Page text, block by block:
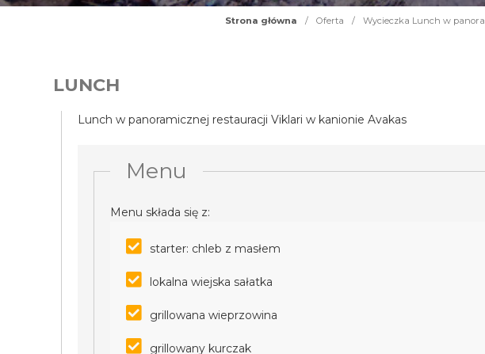
Strona główna / Oferta / Wycieczka Lunch w
LUNCH
Lunch w panoramicznej restauracji Viklari w kanionie Avakas
Menu
Menu składa się z:
starter: chleb z masłem
lokalna wiejska sałatka
grillowana wieprzowina
grillowany kurczak